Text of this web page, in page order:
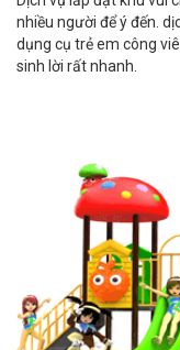
nhiều người để ý đến.
dụng cụ trẻ em công
sinh lời rất nhanh.